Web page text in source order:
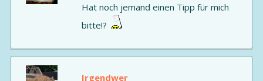
Hat noch jemand einen Tipp für mich
bitte!?
Irgendwer